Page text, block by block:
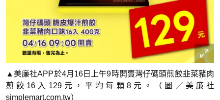
▲美廉社APP於4月16日上午9時開賣灣仔碼頭煎餃韭菜豬肉
煎餃16入129元，平均每顆8元。（圖／美廉社
simplemart.com.tw）